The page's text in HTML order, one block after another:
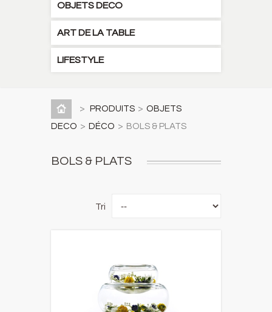
OBJETS DECO
ART DE LA TABLE
LIFESTYLE
> PRODUITS > OBJETS
DECO > DÉCO > BOLS & PLATS
BOLS & PLATS
Tri